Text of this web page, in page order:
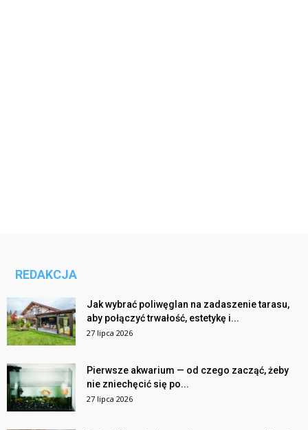
REDAKCJA
Jak wybrać poliwęglan na zadaszenie tarasu,
aby połączyć trwałość, estetykę i...
27 lipca 2026
Pierwsze akwarium — od czego zacząć, żeby
nie zniechęcić się po...
27 lipca 2026